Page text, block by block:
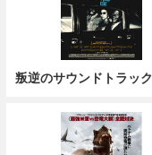
叛逆のサウンドトラック